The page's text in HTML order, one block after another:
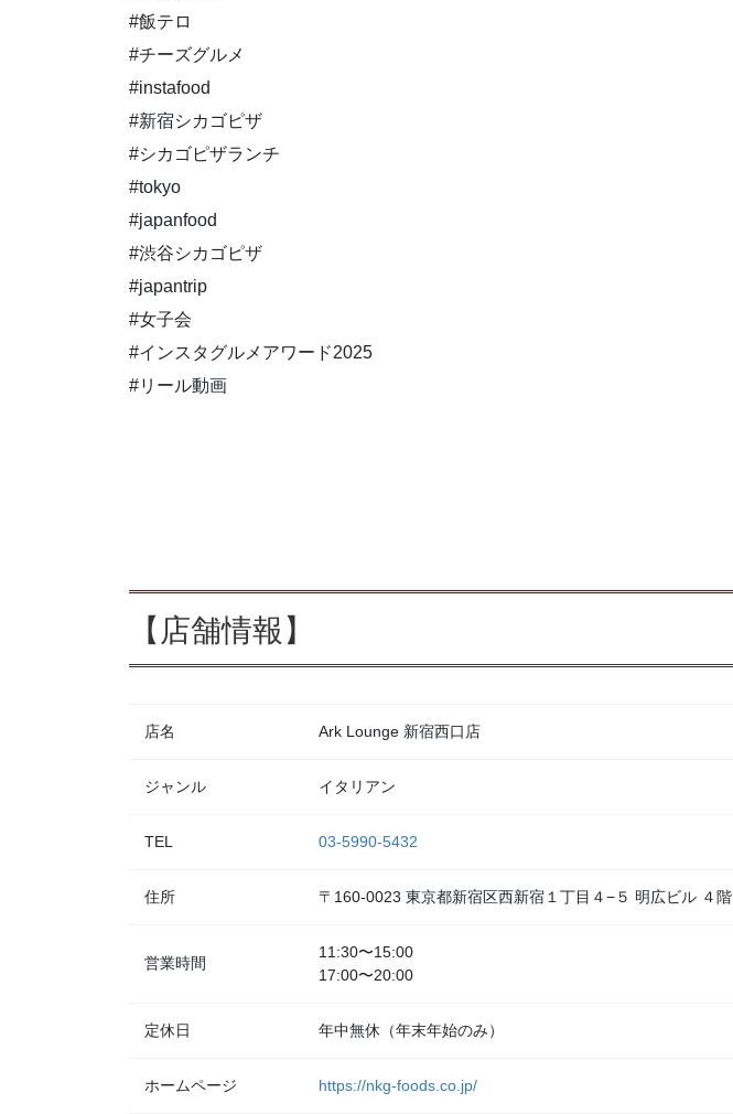
#飯テロ
#チーズグルメ
#instafood
#新宿シカゴピザ
#シカゴピザランチ
#tokyo
#japanfood
#渋谷シカゴピザ
#japantrip
#女子会
#インスタグルメアワード2025
#リール動画
【店舗情報】
店名 Ark Lounge 新宿西口店
ジャンル イタリアン
TEL 03-5990-5432
住所 〒160-0023 東京都新宿区西新宿１丁目４−５ 明広ビル ４階
営業時間
11:30〜15:00
17:00〜20:00
定休日 年中無休（年末年始のみ）
ホームページ https://nkg-foods.co.jp/